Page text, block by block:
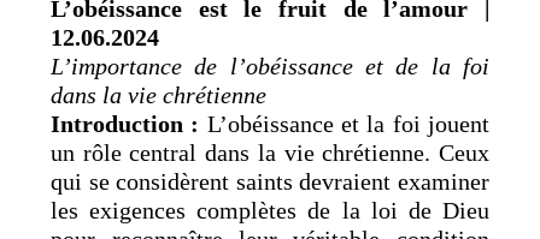
L’obéissance est le fruit de l’amour |
12.06.2024
L’importance de l’obéissance et de la foi
dans la vie chrétienne
Introduction : L’obéissance et la foi jouent
un rôle central dans la vie chrétienne. Ceux
qui se considèrent saints devraient examiner
les exigences complètes de la loi de Dieu